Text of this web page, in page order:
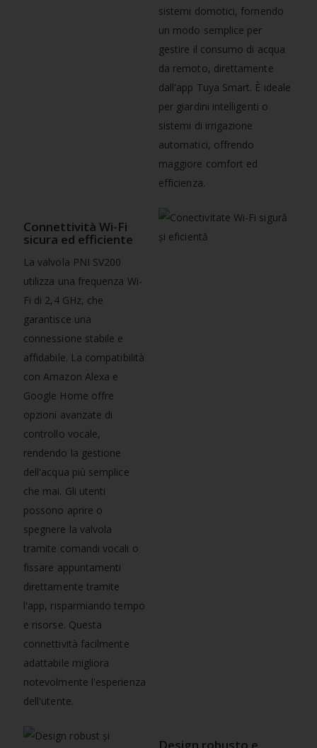
sistemi domotici, fornendo
un modo semplice per
gestire il consumo di acqua
da remoto, direttamente
dall'app Tuya Smart. È ideale
per giardini intelligenti o
sistemi di irrigazione
automatici, offrendo
maggiore comfort ed
efficienza.
Connettività Wi-Fi
sicura ed efficiente
La valvola PNI SV200
utilizza una frequenza Wi-
Fi di 2,4 GHz, che
garantisce una
connessione stabile e
affidabile. La compatibilità
con Amazon Alexa e
Google Home offre
opzioni avanzate di
controllo vocale,
rendendo la gestione
dell'acqua più semplice
che mai. Gli utenti
possono aprire o
spegnere la valvola
tramite comandi vocali o
fissare appuntamenti
direttamente tramite
l'app, risparmiando tempo
e risorse. Questa
connettività facilmente
adattabile migliora
notevolmente l'esperienza
dell'utente.